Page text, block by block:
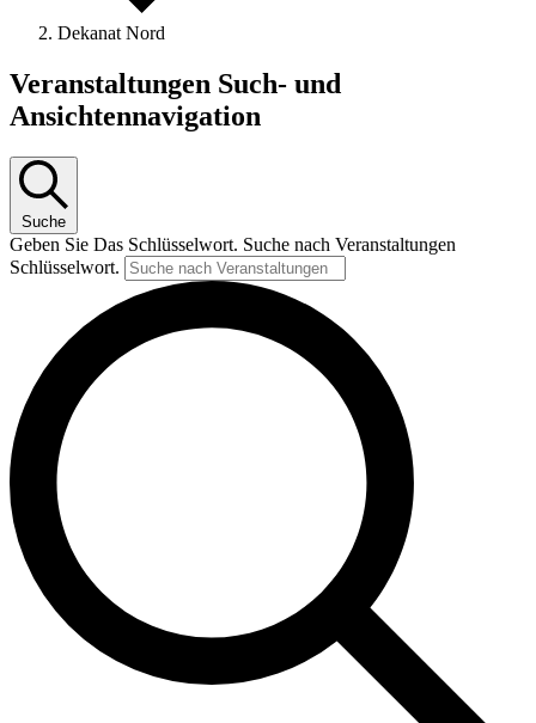
Dekanat Nord
Veranstaltungen
Veranstaltungen Such- und
Ansichtennavigation
Suche
Geben Sie Das Schlüsselwort. Suche nach Veranstaltungen
Schlüsselwort.